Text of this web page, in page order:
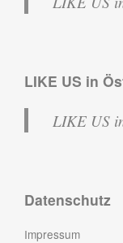
LIKE US in
LIKE US
Datenschutz
Impressum